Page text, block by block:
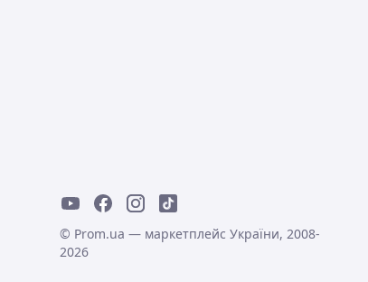
© Prom.ua — маркетплейс України, 2008-
2026